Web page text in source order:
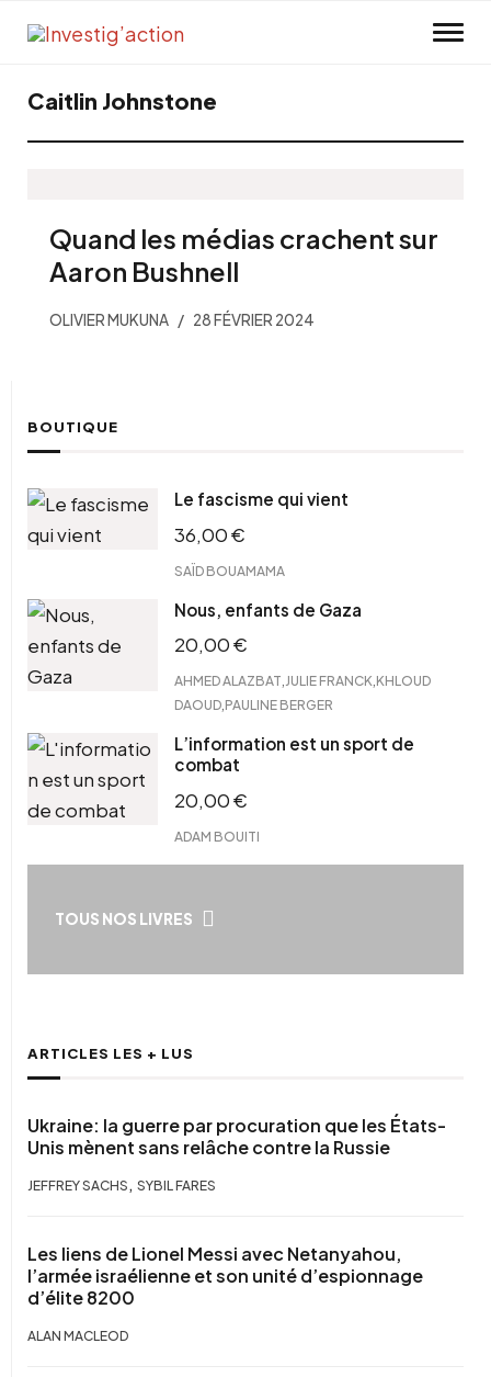
Caitlin Johnstone
Quand les médias crachent sur
Aaron Bushnell
OLIVIER MUKUNA 28 FÉVRIER 2024
BOUTIQUE
Le fascisme qui vient
36,00€
SAÏD BOUAMAMA
Nous, enfants de Gaza
20,00€
AHMED ALAZBAT JULIE FRANCK KHLOUD
DAOUD PAULINE BERGER
L’information est un sport de
combat
20,00€
ADAM BOUITI
TOUS NOS LIVRES
ARTICLES LES + LUS
Ukraine: la guerre par procuration que les États-
Unis mènent sans relâche contre la Russie
JEFFREY SACHS , SYBIL FARES
Les liens de Lionel Messi avec Netanyahou,
l’armée israélienne et son unité d’espionnage
d’élite 8200
ALAN MACLEOD